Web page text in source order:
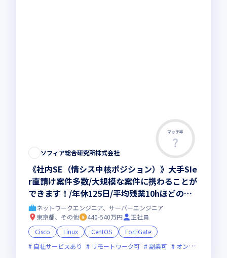
マッチ率
ソフィア総合研究所株式会社
《社内SE（情シス中核ポジション）》大手SIe
r直請け案件多数/大規模な案件に携わることが
できます！/年休125日/平均残業10hほどの働
きやすい環境です！
ネットワークエンジニア、サーバーエンジニア
東京都、その他
440-540万円
正社員
Cisco
Linux CentOS
FortiGate
自社サービスあり
リモートワーク可 副業可 オンライン選考可